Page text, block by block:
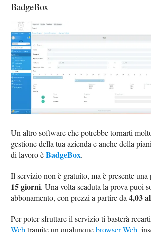
BadgeBox
Un altro software che potrebbe tornarti
gestione della tua azienda e anche della
di lavoro èBadgeBox.
Il servizio non è gratuito, ma è presente una
15 giorni. Una volta scaduta la prova puoi
abbonamento, con prezzi a partire da4,03
Per poter sfruttare il servizio ti basterà
Webtramite un qualunquebrowser Web,